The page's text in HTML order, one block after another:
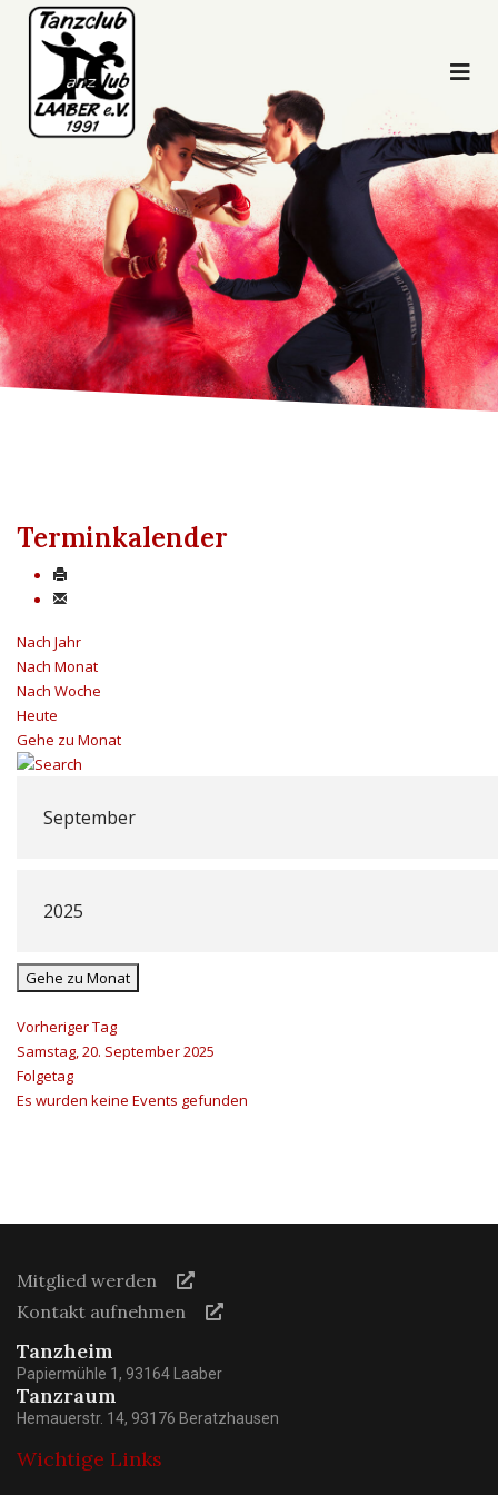
Terminkalender
Nach Jahr
Nach Monat
Nach Woche
Heute
Gehe zu Monat
Gehe zu Monat
Vorheriger Tag
Samstag, 20. September 2025
Folgetag
Es wurden keine Events gefunden
Mitglied werden
Kontakt aufnehmen
Tanzheim
Papiermühle 1, 93164 Laaber
Tanzraum
Hemauerstr. 14, 93176 Beratzhausen
Wichtige Links